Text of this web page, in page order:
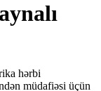
hərbi
müdafiəsi üçün